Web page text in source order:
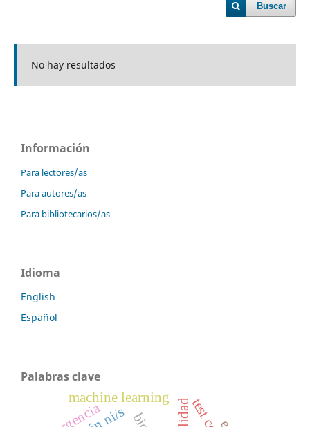
Buscar
No hay resultados
Información
Para lectores/as
Para autores/as
Para bibliotecarios/as
Idioma
English
Español
Palabras clave
machine learning
urgencia